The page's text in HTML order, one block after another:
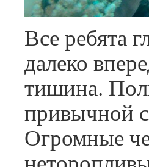
Все ребята
далеко
тишина.
привычной
Огромные